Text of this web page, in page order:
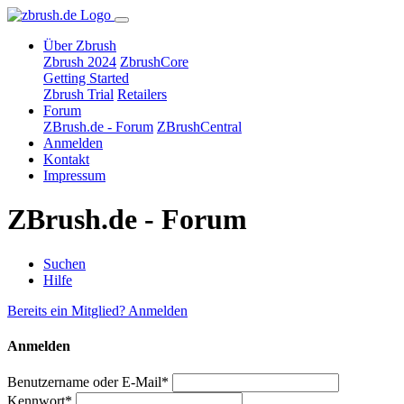
Über Zbrush
Zbrush 2024 ZbrushCore
Getting Started
Zbrush Trial Retailers
Forum
ZBrush.de - Forum ZBrushCentral
Anmelden
Kontakt
Impressum
ZBrush.de - Forum
Suchen
Hilfe
Bereits ein Mitglied? Anmelden
Anmelden
Benutzername oder E-Mail*